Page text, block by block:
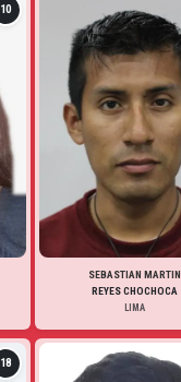
10
SEBASTIAN MARTIN
REYES CHOCHOCA
LIMA
18